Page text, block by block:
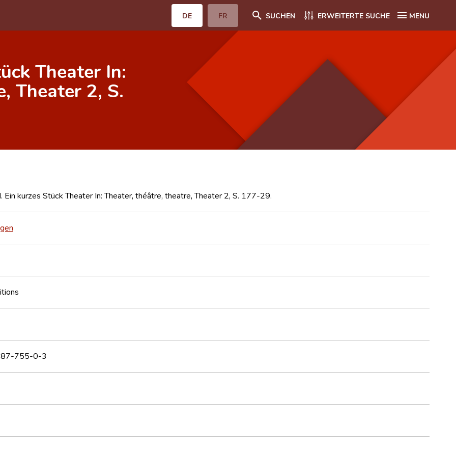
DE FR SUCHEN ERWEITERTE SUCHE MENU
Theater In:
Theater 2, S.
Ein kurzes Stück Theater In: Theater, théâtre, theatre, Theater 2, S. 177-29.
755-0-3